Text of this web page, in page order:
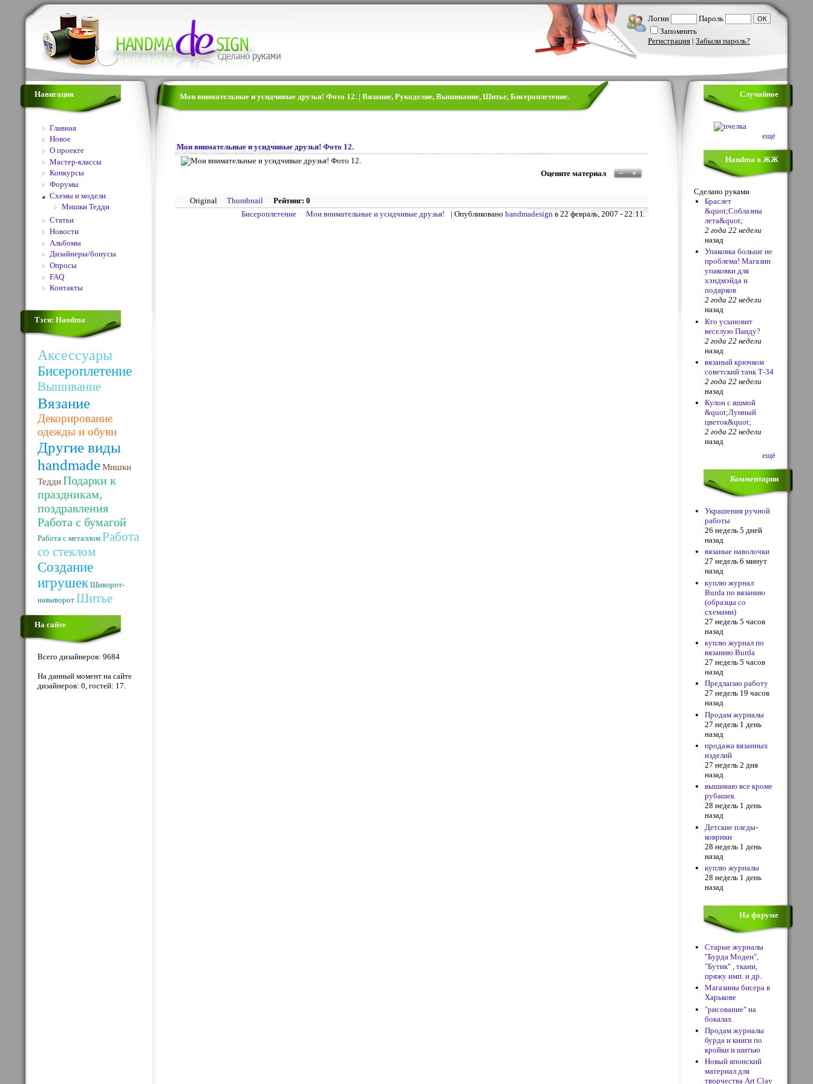
Логин
Пароль
Запомнить
Регистрация | Забыли пароль?
Навигация
Главная
Новое
О проекте
Мастер-классы
Конкурсы
Форумы
Схемы и модели
Мишки Тедди
Статьи
Новости
Альбомы
Дизайнеры/бонусы
Опросы
FAQ
Контакты
Тэги: Handma
Аксессуары
Бисероплетение
Вышивание
Вязание
Декорирование
одежды и обуви
Другие виды
handmadeМишки
ТеддиПодарки к
праздникам,
поздравления
Работа с бумагой
Работа с металлом Работа
со стеклом
Создание
игрушек Шиворот-
навыворот Шитье
На сайте
Всего дизайнеров: 9684
На данный момент на сайте
дизайнеров: 0, гостей: 17.
Мои внимательные и усидчивые друзья! Фото 12. | Вязание, Рукоделие, Вышивание, Шитье, Бисероплетение.
Мои внимательные и усидчивые друзья! Фото 12.
Оцените материал
Original Thumbnail
Рейтинг: 0
Бисероплетение
Мои внимательные и усидчивые друзья! | Опубликовано handmadesign в 22 февраль, 2007 - 22:11.
Случайное
ещё
Handma в ЖЖ
Сделано руками
Браслет
&quot;Соблазны
лета&quot;
2 года 22 недели
назад
Упаковка больше не
проблема! Магазин
упаковки для
хэндмэйда и
подарков
2 года 22 недели
назад
Кто усыновит
веселую Панду?
2 года 22 недели
назад
вязаный крючком
советский танк Т-34
2 года 22 недели
назад
Кулон с яшмой
&quot;Лунный
цветок&quot;
2 года 22 недели
назад
ещё
Комментарии
Украшения ручной
работы
26 недель 5 дней
назад
вязаные наволочки
27 недель 6 минут
назад
куплю журнал
Burda по вязанию
(образцы со
схемами)
27 недель 5 часов
назад
куплю журнал по
вязанию Burda
27 недель 5 часов
назад
Предлагаю работу
27 недель 19 часов
назад
Продам журналы
27 недель 1 день
назад
продажа вязанных
изделий
27 недель 2 дня
назад
вышиваю все кроме
рубашек
28 недель 1 день
назад
Детские пледы-
коврики
28 недель 1 день
назад
куплю журналы
28 недель 1 день
назад
На форуме
Старые журналы
"Бурда Моден",
"Бутик" , ткани,
пряжу имп. и др.
Магазины бисера в
Харькове
"рисование" на
бокалах
Продам журналы
бурда и книги по
кройки и шитью
Новый японский
материал для
творчества Art Clay